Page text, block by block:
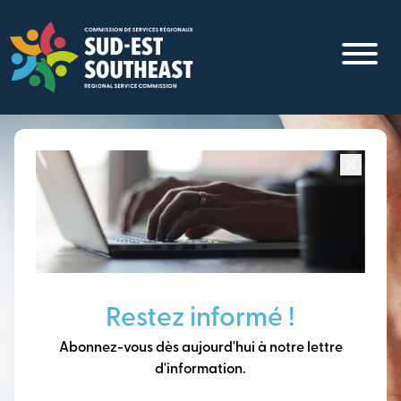
contenu
principal
Restez informé !
Abonnez-vous dès aujourd'hui à notre lettre
d'information.
Concentré sur toutes les communautés du
Nouveau-Brunswick
construire notre avenir